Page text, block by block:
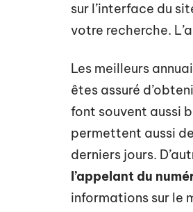
sur l’interface du
votre recherche.
Les meilleurs
êtes assuré
font souvent aussi
permettent aussi
derniers jours.
l’appelant du
informations sur le